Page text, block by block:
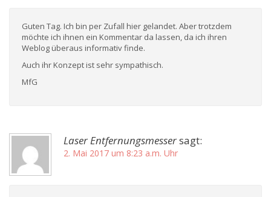
Guten Tag. Ich bin per Zufall hier gelandet. Aber trotzdem
möchte ich ihnen ein Kommentar da lassen, da ich ihren
Weblog überaus informativ finde.
Auch ihr Konzept ist sehr sympathisch.
MfG
Laser Entfernungsmessersagt:
2. Mai 2017 um 8:23 a.m. Uhr